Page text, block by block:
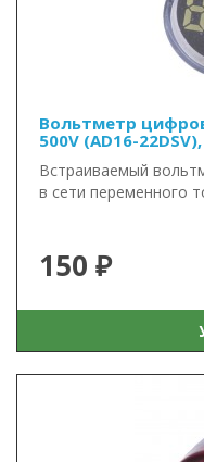
Вольтметр
500V (AD16-
Встраиваемый
в сети переменного
150 ₽